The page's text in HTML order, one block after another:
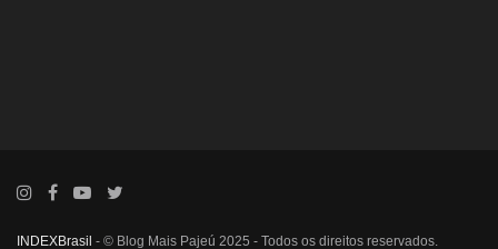
INDEXBrasil - © Blog Mais Pajeú 2025 - Todos os direitos reservados.